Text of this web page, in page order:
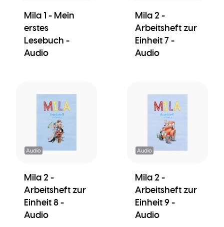
Mila 1 - Mein
erstes
Lesebuch -
Audio
Mila 2 -
Arbeitsheft zur
Einheit 7 -
Audio
Audio
Mila 2 -
Arbeitsheft zur
Einheit 8 -
Audio
Audio
Mila 2 -
Arbeitsheft zur
Einheit 9 -
Audio